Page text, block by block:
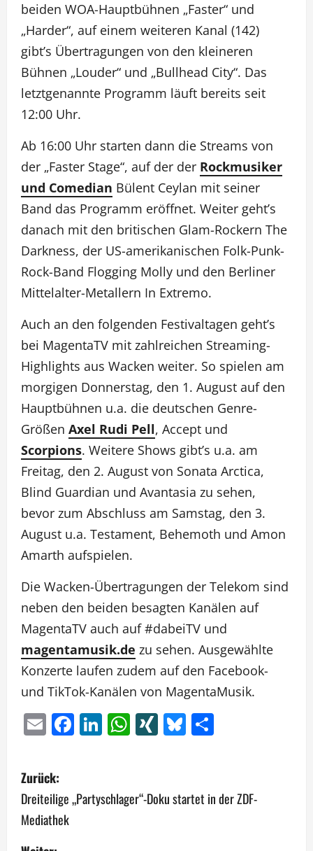
beiden WOA-Hauptbühnen „Faster“ und
„Harder“, auf einem weiteren Kanal (142)
gibt’s Übertragungen von den kleineren
Bühnen „Louder“ und „Bullhead City“. Das
letztgenannte Programm läuft bereits seit
12:00 Uhr.
Ab 16:00 Uhr starten dann die Streams von
der „Faster Stage“, auf der der Rockmusiker
und Comedian Bülent Ceylan mit seiner
Band das Programm eröffnet. Weiter geht’s
danach mit den britischen Glam-Rockern The
Darkness, der US-amerikanischen Folk-Punk-
Rock-Band Flogging Molly und den Berliner
Mittelalter-Metallern In Extremo.
Auch an den folgenden Festivaltagen geht’s
bei MagentaTV mit zahlreichen Streaming-
Highlights aus Wacken weiter. So spielen am
morgigen Donnerstag, den 1. August auf den
Hauptbühnen u.a. die deutschen Genre-
Größen Axel Rudi Pell, Accept und
Scorpions. Weitere Shows gibt’s u.a. am
Freitag, den 2. August von Sonata Arctica,
Blind Guardian und Avantasia zu sehen,
bevor zum Abschluss am Samstag, den 3.
August u.a. Testament, Behemoth und Amon
Amarth aufspielen.
Die Wacken-Übertragungen der Telekom sind
neben den beiden besagten Kanälen auf
MagentaTV auch auf #dabeiTV und
magentamusik.de zu sehen. Ausgewählte
Konzerte laufen zudem auf den Facebook-
und TikTok-Kanälen von MagentaMusik.
EmailFacebook
LinkedIn
WhatsApp
XINGBluesky
B
e
i
Zurück:
Dreiteilige „Partyschlager“-Doku startet in der ZDF-
Mediathek